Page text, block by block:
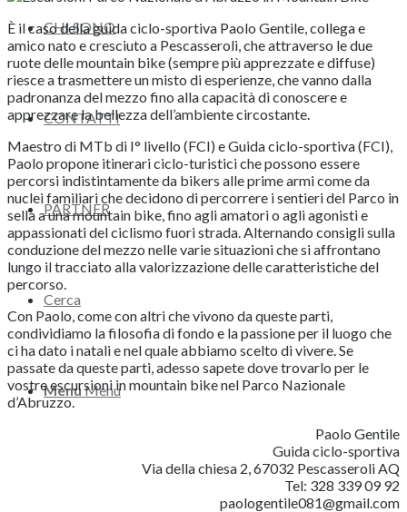
CHI SONO
CONTATTI
PARTNER
Cerca
MenuMenu
È il caso della guida ciclo-sportiva Paolo Gentile, collega e
amico nato e cresciuto a Pescasseroli, che attraverso le due
ruote delle mountain bike (sempre più apprezzate e diffuse)
riesce a trasmettere un misto di esperienze, che vanno dalla
padronanza del mezzo fino alla capacità di conoscere e
apprezzare la bellezza dell’ambiente circostante.
Maestro di MTb di I° livello (FCI) e Guida ciclo-sportiva (FCI),
Paolo propone itinerari ciclo-turistici che possono essere
percorsi indistintamente da bikers alle prime armi come da
nuclei familiari che decidono di percorrere i sentieri del Parco in
sella a una mountain bike, fino agli amatori o agli agonisti e
appassionati del ciclismo fuori strada. Alternando consigli sulla
conduzione del mezzo nelle varie situazioni che si affrontano
lungo il tracciato alla valorizzazione delle caratteristiche del
percorso.
Con Paolo, come con altri che vivono da queste parti,
condividiamo la filosofia di fondo e la passione per il luogo che
ci ha dato i natali e nel quale abbiamo scelto di vivere. Se
passate da queste parti, adesso sapete dove trovarlo per le
vostre escursioni in mountain bike nel Parco Nazionale
d’Abruzzo.
Paolo Gentile
Guida ciclo-sportiva
Via della chiesa 2, 67032 Pescasseroli AQ
Tel: 328 339 09 92
paologentile081@gmail.com